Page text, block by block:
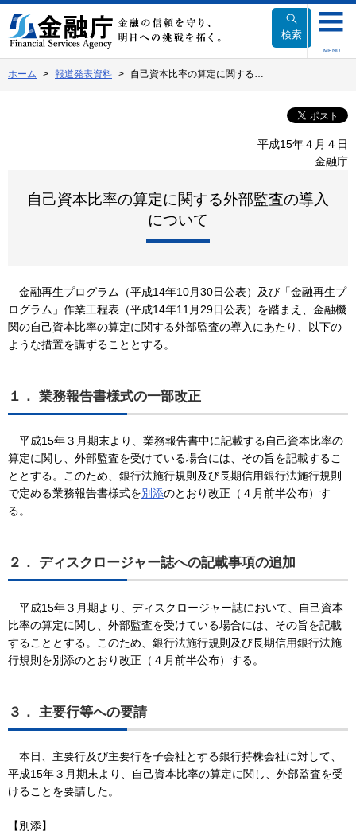
文
へ
動
検索
MENU
ホーム 報道発表資料 自己資本比率の算定に関する…
平成15年４月４日
金融庁
自己資本比率の算定に関する外部監査の導入
について
金融再生プログラム（平成14年10月30日公表）及び「金融再生プ
ログラム」作業工程表（平成14年11月29日公表）を踏まえ、金融機
関の自己資本比率の算定に関する外部監査の導入にあたり、以下の
ような措置を講ずることとする。
１． 業務報告書様式の一部改正
平成15年３月期末より、業務報告書中に記載する自己資本比率の
算定に関し、外部監査を受けている場合には、その旨を記載するこ
ととする。このため、銀行法施行規則及び長期信用銀行法施行規則
で定める業務報告書様式を別添のとおり改正（４月前半公布）す
る。
２． ディスクロージャー誌への記載事項の追加
平成15年３月期より、ディスクロージャー誌において、自己資本
比率の算定に関し、外部監査を受けている場合には、その旨を記載
することとする。このため、銀行法施行規則及び長期信用銀行法施
行規則を別添のとおり改正（４月前半公布）する。
３． 主要行等への要請
本日、主要行及び主要行を子会社とする銀行持株会社に対して、
平成15年３月期末より、自己資本比率の算定に関し、外部監査を受
けることを要請した。
【別添】